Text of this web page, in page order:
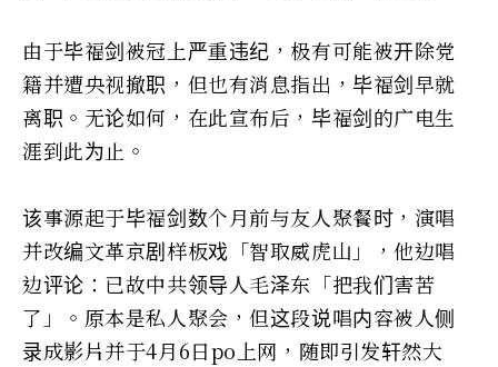
由于毕福剑被冠上严重违纪，极有可能被开除党
籍并遭央视撤职，但也有消息指出，毕福剑早就
离职。无论如何，在此宣布后，毕福剑的广电生
涯到此为止。
该事源起于毕福剑数个月前与友人聚餐时，演唱
并改编文革京剧样板戏「智取威虎山」，他边唱
边评论：已故中共领导人毛泽东「把我们害苦
了」。原本是私人聚会，但这段说唱内容被人侧
录成影片并于4月6日po上网，随即引发轩然大